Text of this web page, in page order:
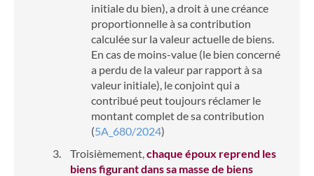
initiale du bien), a droit à une créance
proportionnelle à sa contribution
calculée sur la valeur actuelle de biens.
En cas de moins-value (le bien concerné
a perdu de la valeur par rapport à sa
valeur initiale), le conjoint qui a
contribué peut toujours réclamer le
montant complet de sa contribution
(5A_680/2024)
Troisièmement,chaque époux reprend les
biens figurant dans sa masse de biens